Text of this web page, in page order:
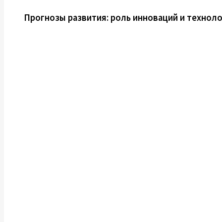
Прогнозы развития: роль инноваций и